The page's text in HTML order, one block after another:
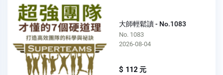
大師輕鬆讀 - No.1083
No. 1083
2026-08-04
$ 112 元